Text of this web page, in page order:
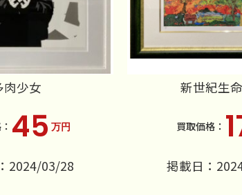
肉少女
45 万円
2024/03/28
新世紀生
掲載日：